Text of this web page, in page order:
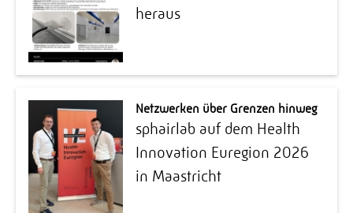
heraus
Netzwerken über Grenzen hinweg
sphairlab auf dem Health
Innovation Euregion 2026
in Maastricht